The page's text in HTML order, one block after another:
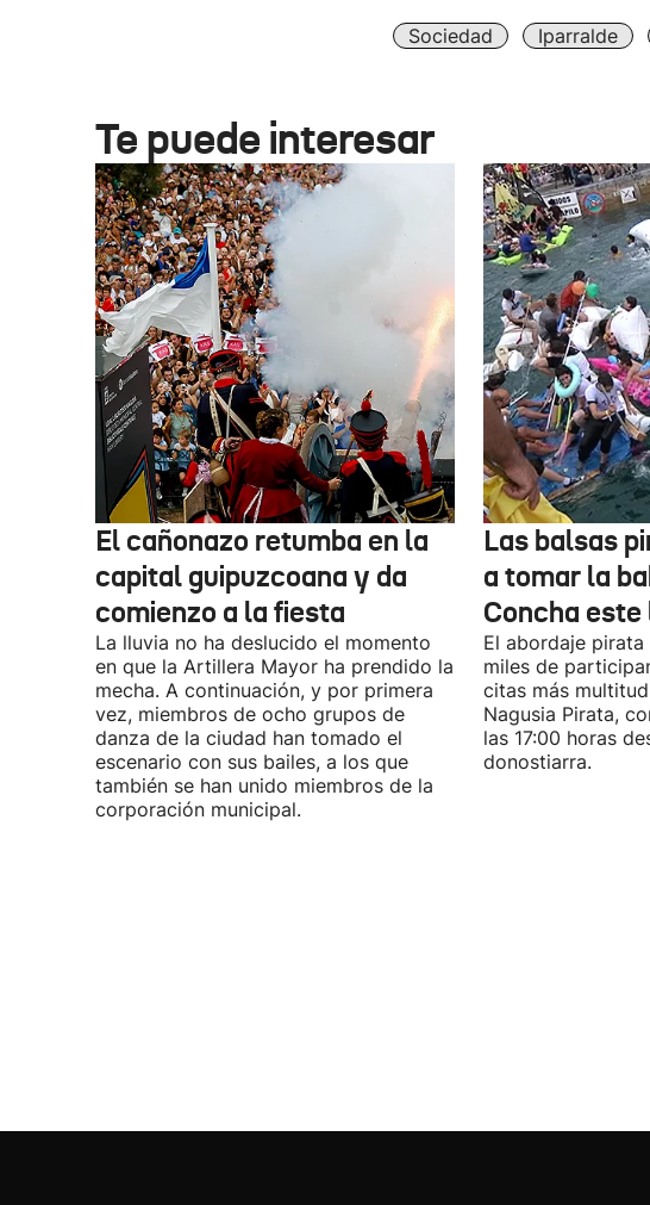
Sociedad Iparralde
Te puede interesar
El cañonazo retumba en la
capital guipuzcoana y da
comienzo a la fiesta
La lluvia no ha deslucido el momento
en que la Artillera Mayor ha prendido la
mecha. A continuación, y por primera
vez, miembros de ocho grupos de
danza de la ciudad han tomado el
escenario con sus bailes, a los que
también se han unido miembros de la
corporación municipal.
Las balsas
a tomar la
Concha este
El abordaje
miles de
citas más
Nagusia Pirata,
las 17:00 horas
donostiarra.